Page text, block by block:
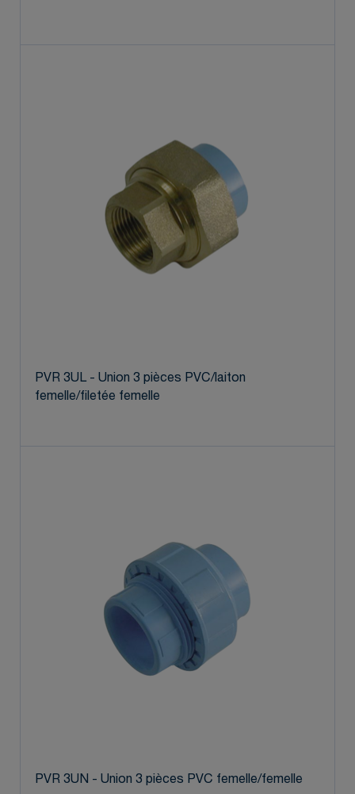
PVR 3UL - Union 3 pièces PVC/laiton
femelle/filetée femelle
PVR 3UN - Union 3 pièces PVC femelle/femelle